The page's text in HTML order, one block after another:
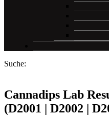
Suche:
Cannadips Lab
(D2001 | D2002 |